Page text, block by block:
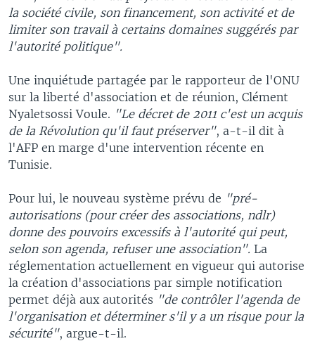
la société civile, son financement, son activité et de
limiter son travail à certains domaines suggérés par
l'autorité politique".
Une inquiétude partagée par le rapporteur de l'ONU
sur la liberté d'association et de réunion, Clément
Nyaletsossi Voule. "Le décret de 2011 c'est un acquis
de la Révolution qu'il faut préserver", a-t-il dit à
l'AFP en marge d'une intervention récente en
Tunisie.
Pour lui, le nouveau système prévu de "pré-
autorisations (pour créer des associations, ndlr)
donne des pouvoirs excessifs à l'autorité qui peut,
selon son agenda, refuser une association". La
réglementation actuellement en vigueur qui autorise
la création d'associations par simple notification
permet déjà aux autorités "de contrôler l'agenda de
l'organisation et déterminer s'il y a un risque pour la
sécurité", argue-t-il.